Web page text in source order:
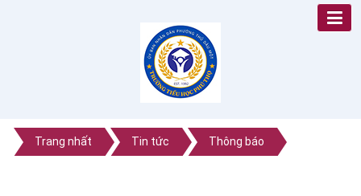
Trang nhất Tin tức Thông báo